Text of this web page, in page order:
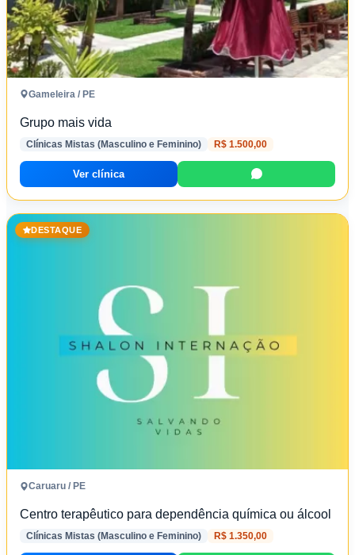
Gameleira / PE
Grupo mais vida
Clínicas Mistas (Masculino e Feminino) R$ 1.500,00
Ver clínica
DESTAQUE
Caruaru / PE
Centro terapêutico para dependência química ou álcool
Clínicas Mistas (Masculino e Feminino) R$ 1.350,00